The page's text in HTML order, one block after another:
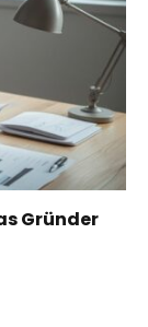
Gründer